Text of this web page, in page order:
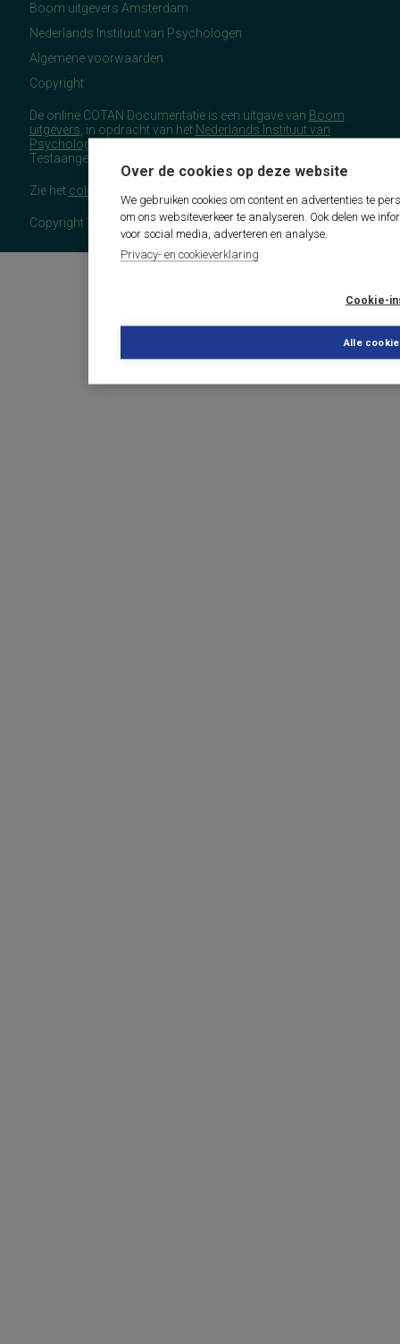
Over de cookies op deze website
We gebruiken cookies om content en advertenties te
om ons websiteverkeer te analyseren. Ook delen we
voor social media, adverteren en analyse.
Privacy- en cookieverklaring
Cookie-
Alle
Boom uitgevers Amsterdam
Nederlands Instituut van Psychologen
Algemene voorwaarden
Copyright
De online COTAN Documentatie is een uitgave van Boom
uitgevers , in opdracht van het Nederlands Instituut van
Psychologen(NIP), namens de Commissie
Testaangelegenheden Nederland (COTAN).
Zie het colofon
Copyright 2026 - COTAN Documentatie